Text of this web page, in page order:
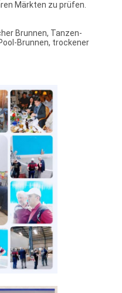
Märkten zu prüfen.
Brunnen, Tanzen-
Brunnen, trockener